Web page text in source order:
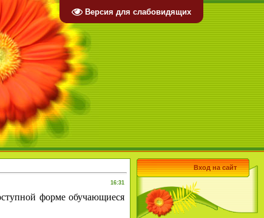
Версия для слабовидящих
16:31
форме обучающиеся
Вход на сайт